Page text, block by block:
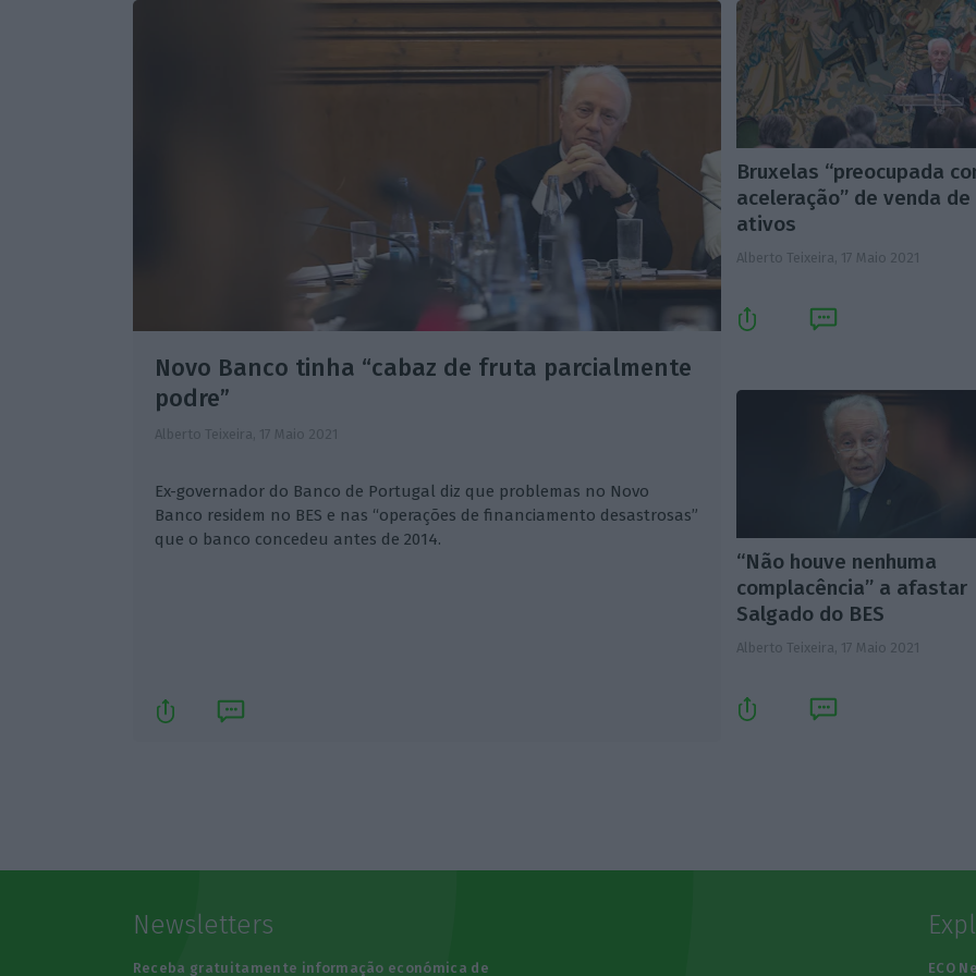
Novo Banco tinha “cabaz de fruta parcialmente
podre”
Alberto Teixeira, 17 Maio 2021
Ex-governador do Banco de Portugal diz que problemas no Novo
Banco residem no BES e nas “operações de financiamento desastrosas”
que o banco concedeu antes de 2014.
Bruxelas “preocupada
aceleração” de venda de
ativos
Alberto Teixeira, 17 Maio 2021
“Não houve nenhuma
complacência” a afastar
Salgado do BES
Alberto Teixeira, 17 Maio 2021
Newsletters
Receba gratuitamente informação económica de ECO